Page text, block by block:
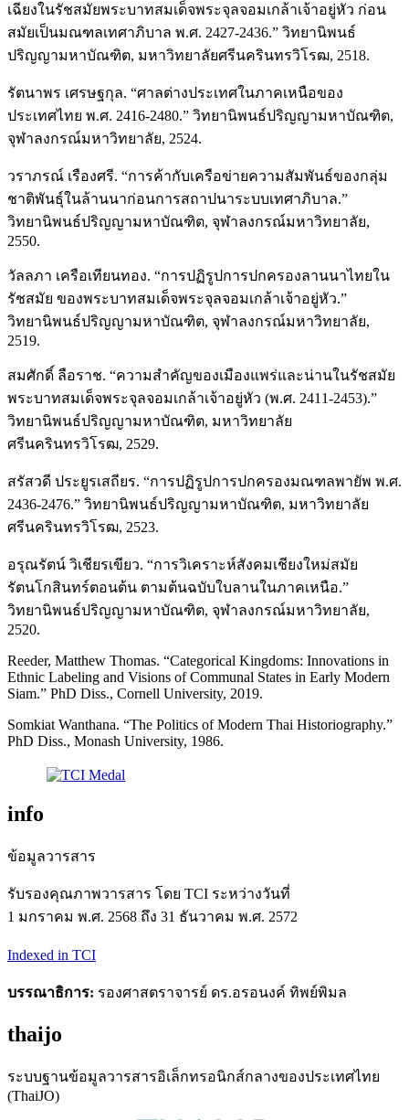
เฉียงในรัชสมัยพระบาทสมเด็จพระจุลจอมเกล้าเจ้าอยู่หัว ก่อน
สมัยเป็นมณฑลเทศาภิบาล พ.ศ. 2427-2436.” วิทยานิพนธ์
ปริญญามหาบัณฑิต, มหาวิทยาลัยศรีนครินทรวิโรฒ, 2518.
รัตนาพร เศรษฐกุล. “ศาลต่างประเทศในภาคเหนือของ
ประเทศไทย พ.ศ. 2416-2480.” วิทยานิพนธ์ปริญญามหาบัณฑิต,
จุฬาลงกรณ์มหาวิทยาลัย, 2524.
วราภรณ์ เรืองศรี. “การค้ากับเครือข่ายความสัมพันธ์ของกลุ่ม
ชาติพันธุ์ในล้านนาก่อนการสถาปนาระบบเทศาภิบาล.”
วิทยานิพนธ์ปริญญามหาบัณฑิต, จุฬาลงกรณ์มหาวิทยาลัย,
2550.
วัลลภา เครือเทียนทอง. “การปฏิรูปการปกครองลานนาไทยใน
รัชสมัย ของพระบาทสมเด็จพระจุลจอมเกล้าเจ้าอยู่หัว.”
วิทยานิพนธ์ปริญญามหาบัณฑิต, จุฬาลงกรณ์มหาวิทยาลัย,
2519.
สมศักดิ์ ลือราช. “ความสำคัญของเมืองแพร่และน่านในรัชสมัย
พระบาทสมเด็จพระจุลจอมเกล้าเจ้าอยู่หัว (พ.ศ. 2411-2453).”
วิทยานิพนธ์ปริญญามหาบัณฑิต, มหาวิทยาลัย
ศรีนครินทรวิโรฒ, 2529.
สรัสวดี ประยูรเสถียร. “การปฏิรูปการปกครองมณฑลพายัพ พ.ศ.
2436-2476.” วิทยานิพนธ์ปริญญามหาบัณฑิต, มหาวิทยาลัย
ศรีนครินทรวิโรฒ, 2523.
อรุณรัตน์ วิเชียรเขียว. “การวิเคราะห์สังคมเชียงใหม่สมัย
รัตนโกสินทร์ตอนต้น ตามต้นฉบับใบลานในภาคเหนือ.”
วิทยานิพนธ์ปริญญามหาบัณฑิต, จุฬาลงกรณ์มหาวิทยาลัย,
2520.
Reeder, Matthew Thomas. “Categorical Kingdoms: Innovations in
Ethnic Labeling and Visions of Communal States in Early Modern
Siam.” PhD Diss., Cornell University, 2019.
Somkiat Wanthana. “The Politics of Modern Thai Historiography.”
PhD Diss., Monash University, 1986.
info
ข้อมูลวารสาร
รับรองคุณภาพวารสาร โดย TCI ระหว่างวันที่
1 มกราคม พ.ศ. 2568 ถึง 31 ธันวาคม พ.ศ. 2572
Indexed in TCI
บรรณาธิการ: รองศาสตราจารย์ ดร.อรอนงค์ ทิพย์พิมล
thaijo
ระบบฐานข้อมูลวารสารอิเล็กทรอนิกส์กลางของประเทศไทย
(ThaiJO)